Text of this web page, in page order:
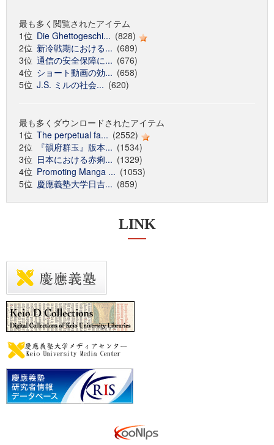
最も多く閲覧されたアイテム
1位 Die Ghettogeschi... (828)
2位 新冷戦期における... (689)
3位 通信の安全保障に... (676)
4位 ショート動画の効... (658)
5位 J.S. ミルの社会... (620)
最も多くダウンロードされたアイテム
1位 The perpetual fa... (2552)
2位
『韻府群玉』版本... (1534)
3位 日本における赤痢... (1329)
4位 Promoting Manga ... (1053)
5位 慶應義塾大学日吉... (859)
LINK